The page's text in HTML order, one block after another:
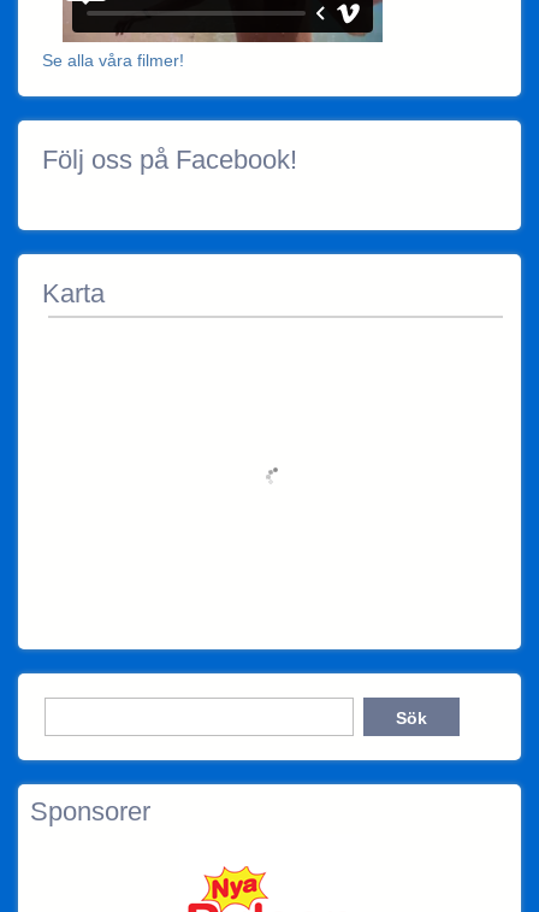
Se alla våra filmer!
Följ oss på Facebook!
Karta
Sponsorer